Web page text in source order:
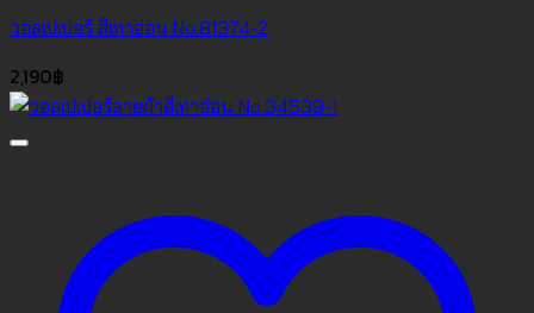
วอลเปเปอร์ สีเทาอ่อน No.81374-2
2,190฿